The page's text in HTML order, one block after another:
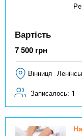
Вартість
7 500 грн
Вінниця
Записалось: 1